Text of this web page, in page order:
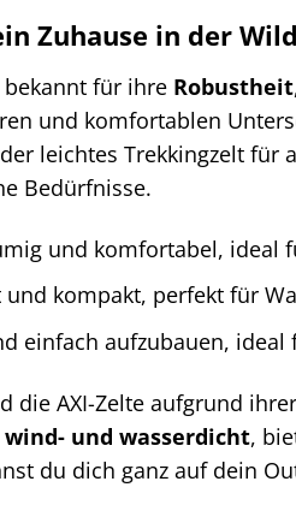
Zuhause in der
bekannt für ihre Robustheit
und komfortablen
leichtes Trekkingzelt für
Bedürfnisse.
und komfortabel, ideal
und kompakt, perfekt für
einfach aufzubauen,
die AXI-Zelte aufgrund ihrer
wind- und wasserdicht,
du dich ganz auf dein